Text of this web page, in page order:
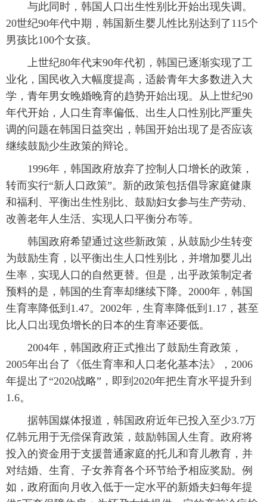
与此同时，韩国人口出生性别比开始出现失调。
20世纪90年代中期，韩国新生婴儿性比别达到了115个
男孩比100个女孩。
上世纪80年代末90年代初，韩国已逐渐实现了工
业化，国民收入大幅度提高，适龄青年大多数进入大
学，青年男女晚婚晚育的趋势开始出现。从上世纪90
年代开始，人口生育率偏低、出生人口性别比严重失
调的问题在韩国日益突出，韩国开始出现了是否应该
继续鼓励少生政策的辩论。
1996年，韩国政府放弃了控制人口增长的政策，
转而实行“新人口政策”。新的政策包括倡导家庭健康
和福利、平衡出生性别比、鼓励妇女参与生产劳动、
改善老年人生活、实现人口平衡分布等。
韩国政府希望通过这些新政策，从鼓励少生转变
为鼓励生育，以平衡出生人口性别比，并增加婴儿出
生率，实现人口的自然更替。但是，出乎政策制定者
预料的是，韩国的生育率却继续下降。2000年，韩国
生育率降低到1.47。2002年，生育率降低到1.17，甚至
比人口出现负增长的日本的生育率还要低。
2004年，韩国政府正式推出了鼓励生育政策，
2005年出台了《低生育率和人口老化基本法》，2006
年提出了“2020战略”，即到2020年把生育水平提升到
1.6。
据韩国媒体报道，韩国政府近年已投入至少3.7万
亿韩元用于无偿保育政策，鼓励韩国人生育。政府将
投入的资金用于支援普通家庭的托儿和育儿教育，并
对结婚、生育、子女养育各个环节给予相应奖励。例
如，政府面向月收入低于一定水平的新婚夫妇每年提